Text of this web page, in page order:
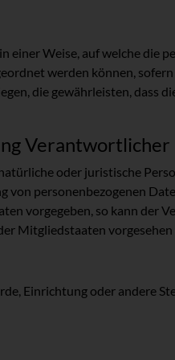
Weise, auf welche die
werden können,
die gewährleisten, dass
Verantwortlicher
oder juristische
personenbezogenen
vorgegeben, so kann der
Mitgliedstaaten vorgesehen
Einrichtung oder andere